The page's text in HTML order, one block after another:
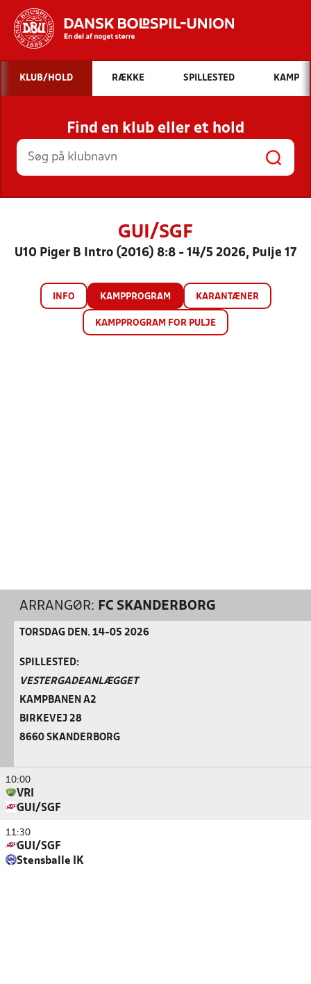
Hvad vil du søge efter?
INDHOLD OG NYHEDER
STILLINGER, RESULTATER, KLUBBER OG
HOLD
KLUB/HOLD RÆKKE SPILLESTED KAMP
Find en klub eller et hold
GUI/SGF
U10 Piger B Intro (2016) 8:8 - 14/5 2026, Pulje 17
INFO KAMPPROGRAM KARANTÆNER
KAMPPROGRAM FOR PULJE
ARRANGØR: FC SKANDERBORG
TORSDAG DEN. 14-05 2026
SPILLESTED:
VESTERGADEANLÆGGET
KAMPBANEN A2
BIRKEVEJ 28
8660 SKANDERBORG
10:00
VRI
GUI/SGF
11:30
GUI/SGF
Stensballe IK